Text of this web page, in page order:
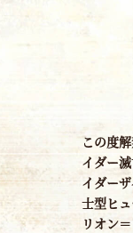
この度
イダー
イダー
士型ヒ
リオン